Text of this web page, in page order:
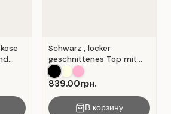
Schwarz , locker
geschnittenes Top mit
durchbrochener
Spitzeneinlage.
839.00грн.
В корзину